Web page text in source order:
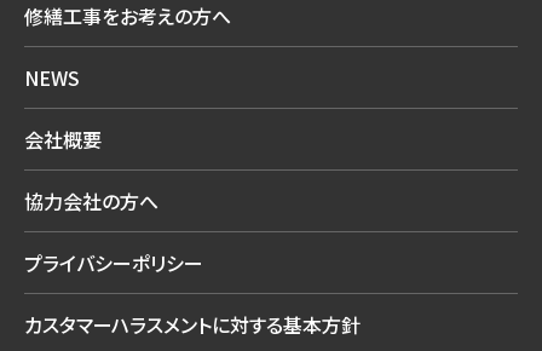
修繕工事をお考えの方へ
NEWS
会社概要
協力会社の方へ
プライバシーポリシー
カスタマーハラスメントに対する基本方針